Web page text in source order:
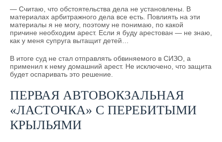
— Считаю, что обстоятельства дела не установлены. В
материалах арбитражного дела все есть. Повлиять на эти
материалы я не могу, поэтому не понимаю, по какой
причине необходим арест. Если я буду арестован — не знаю,
как у меня супруга вытащит детей…
В итоге суд не стал отправлять обвиняемого в СИЗО, а
применил к нему домашний арест. Не исключено, что защита
будет оспаривать это решение.
ПЕРВАЯ АВТОВОКЗАЛЬНАЯ
«ЛАСТОЧКА» С ПЕРЕБИТЫМИ
КРЫЛЬЯМИ